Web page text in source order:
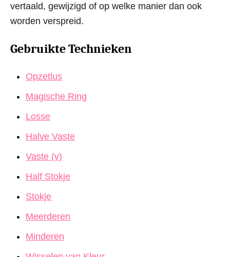
vertaald, gewijzigd of op welke manier dan ook
worden verspreid.
Gebruikte Technieken
Opzetlus
Magische Ring
Losse
Halve Vaste
Vaste (v)
Half Stokje
Stokje
Meerderen
Minderen